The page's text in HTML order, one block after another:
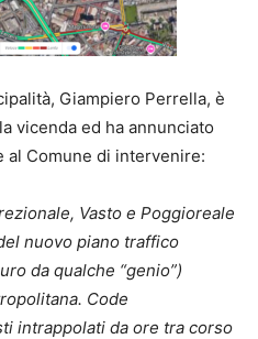
Giampiero Perrella, è
vicenda ed ha annunciato
Comune di intervenire:
Vasto e Poggioreale
nuovo piano traffico
da qualche “genio”)
Code
intrappolati da ore tra corso